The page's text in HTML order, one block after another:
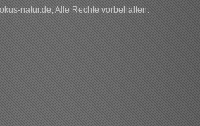
natur.de, Alle Rechte vorbehalten.